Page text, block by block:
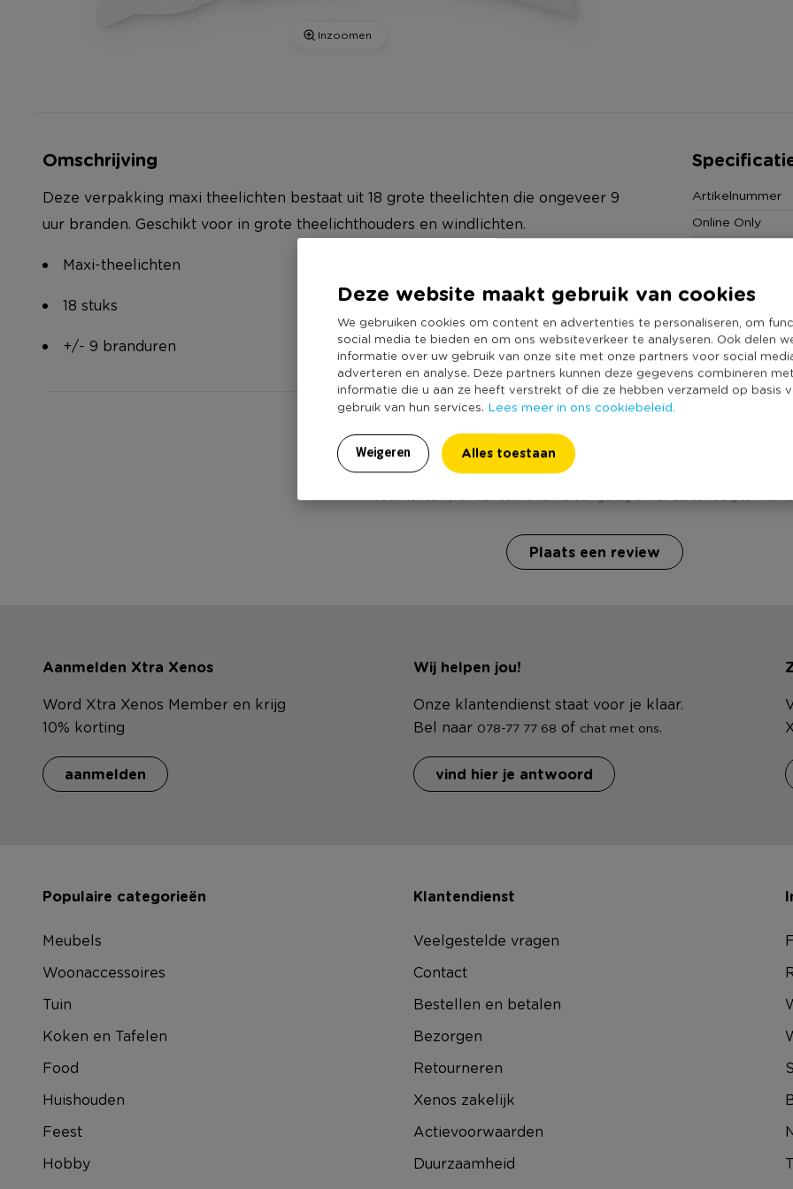
Deze website maakt gebruik van cookies
We gebruiken cookies om content en advertenties te personaliseren, om
social media te bieden en om ons websiteverkeer te analyseren. Ook delen
informatie over uw gebruik van onze site met onze partners voor social
adverteren en analyse. Deze partners kunnen deze gegevens combineren
informatie die u aan ze heeft verstrekt of die ze hebben verzameld op basis
gebruik van hun services. Lees meer in ons cookiebeleid.
Weigeren Alles toestaan
Inzoomen
Omschrijving
Deze verpakking maxi theelichten bestaat uit 18 grote theelichten die ongeveer 9
uur branden. Geschikt voor in grote theelichthouders en windlichten.
Maxi-theelichten
18 stuks
+/- 9 branduren
Artikelnummer
Online Only
Minimale
Heb jij Maxi-theelichten - 9 branduren - 18 stuks ? Schrijf een
Voor het schrijven van een review is een geldig e-mail adres nodig ter
Plaats een review
Aanmelden Xtra Xenos
Word Xtra Xenos Member en krijg
10% korting
aanmelden
Wij helpen jou!
Onze klantendienst staat voor je klaar.
Bel naar 078-77 77 68 of chat met ons.
vind hier je antwoord
Populaire categorieën
Meubels
Woonaccessoires
Tuin
Koken en Tafelen
Food
Huishouden
Feest
Hobby
Klantendienst
Veelgestelde vragen
Contact
Bestellen en betalen
Bezorgen
Retourneren
Xenos zakelijk
Actievoorwaarden
Duurzaamheid